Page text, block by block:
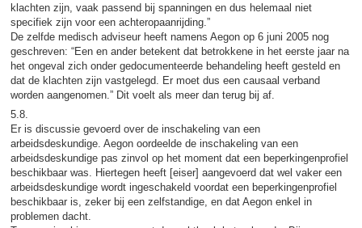
klachten zijn, vaak passend bij spanningen en dus helemaal niet
specifiek zijn voor een achteropaanrijding.”
De zelfde medisch adviseur heeft namens Aegon op 6 juni 2005 nog
geschreven: “Een en ander betekent dat betrokkene in het eerste jaar na
het ongeval zich onder gedocumenteerde behandeling heeft gesteld en
dat de klachten zijn vastgelegd. Er moet dus een causaal verband
worden aangenomen.” Dit voelt als meer dan terug bij af.
5.8.
Er is discussie gevoerd over de inschakeling van een
arbeidsdeskundige. Aegon oordeelde de inschakeling van een
arbeidsdeskundige pas zinvol op het moment dat een beperkingenprofiel
beschikbaar was. Hiertegen heeft [eiser] aangevoerd dat wel vaker een
arbeidsdeskundige wordt ingeschakeld voordat een beperkingenprofiel
beschikbaar is, zeker bij een zelfstandige, en dat Aegon enkel in
problemen dacht.